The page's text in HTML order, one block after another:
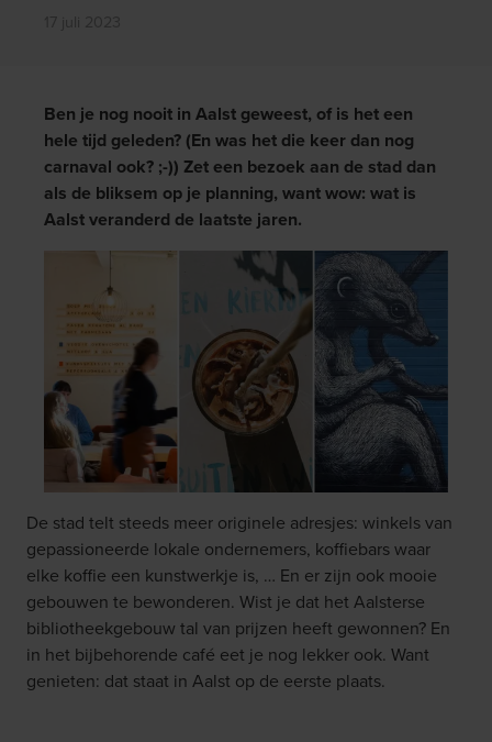
Ben je nog nooit in Aalst geweest, of is het een
hele tijd geleden? (En was het die keer dan nog
carnaval ook? ;-)) Zet een bezoek aan de stad dan
als de bliksem op je planning, want wow: wat is
Aalst veranderd de laatste jaren.
De stad telt steeds meer originele adresjes: winkels van
gepassioneerde lokale ondernemers, koffiebars waar
elke koffie een kunstwerkje is, … En er zijn ook mooie
gebouwen te bewonderen. Wist je dat het Aalsterse
bibliotheekgebouw tal van prijzen heeft gewonnen? En
in het bijbehorende café eet je nog lekker ook. Want
genieten: dat staat in Aalst op de eerste plaats.